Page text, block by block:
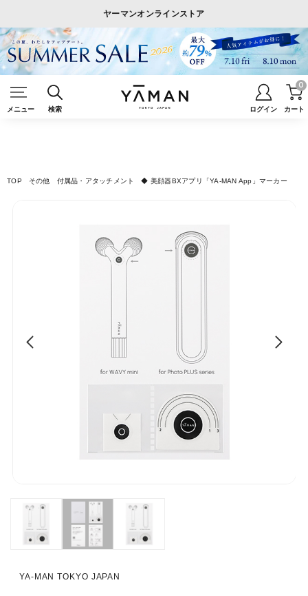
ヤーマンオンラインストア
メニュー 検索 ログイン カート
0
TOP その他 付属品・アタッチメント ◆ 美顔器BXアプリ「YA-MAN App」マーカー
YA-MAN TOKYO JAPAN